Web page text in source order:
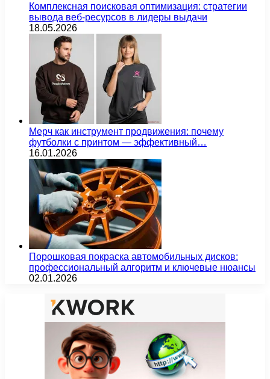
Комплексная поисковая оптимизация: стратегии
вывода веб-ресурсов в лидеры выдачи
18.05.2026
Мерч как инструмент продвижения: почему
футболки с принтом — эффективный…
16.01.2026
Порошковая покраска автомобильных дисков:
профессиональный алгоритм и ключевые нюансы
02.01.2026